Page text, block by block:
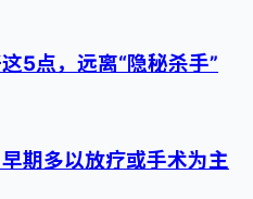
5点，远离“隐秘杀手”
期多以放疗或手术为主